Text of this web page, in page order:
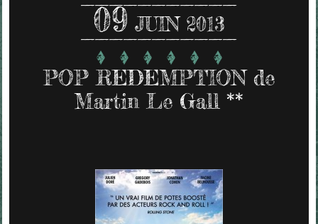
09 JUIN 2013
POP REDEMPTION de
Martin Le Gall **